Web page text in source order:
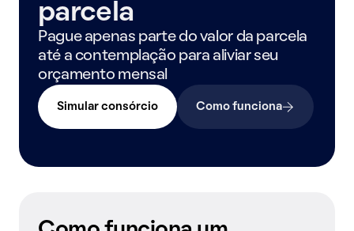
parcela
Pague apenas parte do valor da parcela
até a contemplação para aliviar seu
orçamento mensal
Simular consórcio Como funciona